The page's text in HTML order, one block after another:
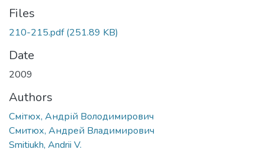
Files
210-215.pdf(251.89 KB)
Date
2009
Authors
Смітюх, Андрій Володимирович
Смитюх, Андрей Владимирович
Smitiukh, Andrii V.